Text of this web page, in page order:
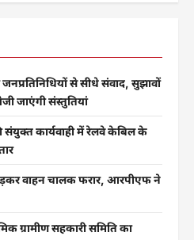
से सीधे संवाद, सुझावों
जाएंगी संस्तुतियां
कार्यवाही में रेलवे केबिल के
वाहन चालक फरार, आरपीएफ ने
ग्रामीण सहकारी समिति का